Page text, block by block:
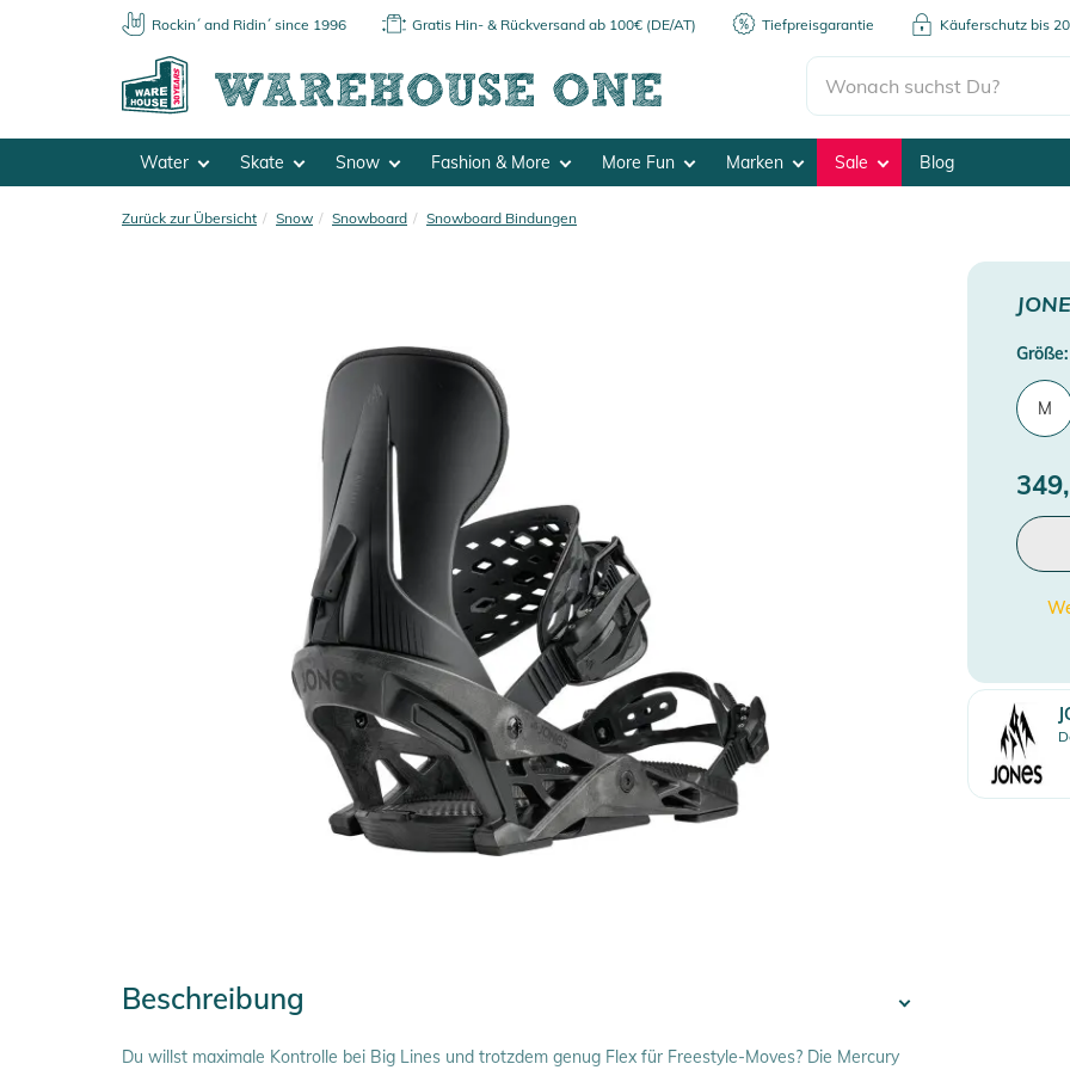
Rockin´ and Ridin´ since 1996 Gratis Hin- & Rückversand ab 100€ (DE/AT) Tiefpreisgarantie Käuferschutz bis
Water Skate Snow Fashion & More More Fun Marken Sale Blog
Zurück zur Übersicht Snow Snowboard Snowboard Bindungen
Größe:
M
Beschreibung
Du willst maximale Kontrolle bei Big Lines und trotzdem genug Flex für Freestyle-Moves? Die Mercury